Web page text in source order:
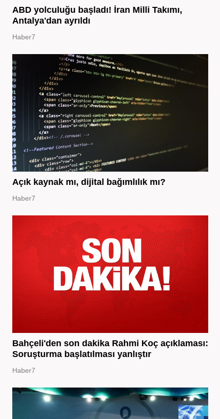
ABD yolculuğu başladı! İran Milli Takımı,
Antalya'dan ayrıldı
Haber7
Açık kaynak mı, dijital bağımlılık mı?
Haber7
Bahçeli'den son dakika Rahmi Koç açıklaması:
Soruşturma başlatılması yanlıştır
Haber7